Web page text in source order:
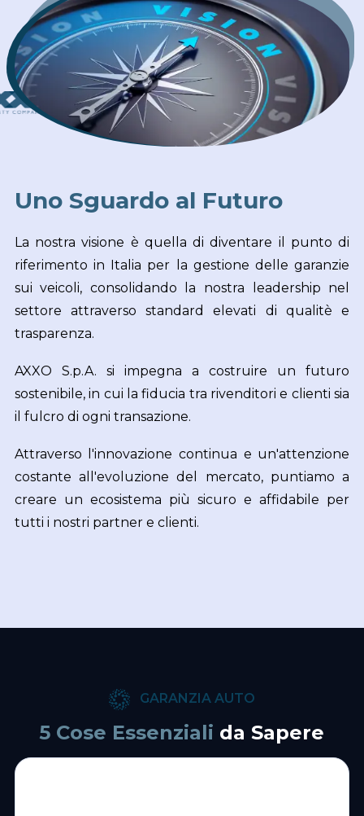
Uno Sguardo al Futuro
La nostra visione è quella di diventare il punto di
riferimento in Italia per la gestione delle garanzie
sui veicoli, consolidando la nostra leadership nel
settore attraverso standard elevati di qualitè e
trasparenza.
AXXO S.p.A. si impegna a costruire un futuro
sostenibile, in cui la fiducia tra rivenditori e clienti sia
il fulcro di ogni transazione.
Attraverso l'innovazione continua e un'attenzione
costante all'evoluzione del mercato, puntiamo a
creare un ecosistema più sicuro e affidabile per
tutti i nostri partner e clienti.
GARANZIA AUTO
5 Cose Essenziali da Sapere